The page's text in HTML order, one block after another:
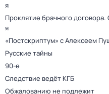
я
Проклятие брачного договора.
я
«Постскриптум» с Алексеем
Русские тайны
90-е
Следствие ведёт КГБ
Обжалованию не подлежит